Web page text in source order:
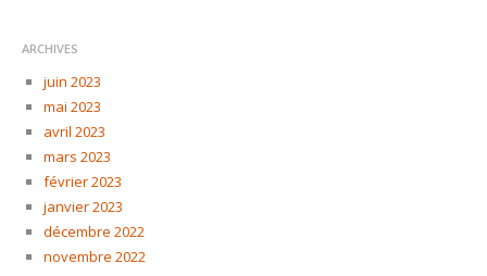
ARCHIVES
juin 2023
mai 2023
avril 2023
mars 2023
février 2023
janvier 2023
décembre 2022
novembre 2022